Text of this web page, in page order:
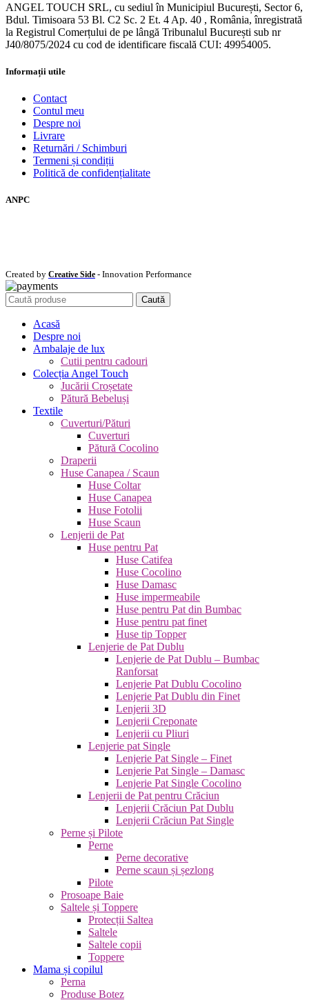
ANGEL TOUCH SRL, cu sediul în Municipiul București, Sector 6,
Bdul. Timisoara 53 Bl. C2 Sc. 2 Et. 4 Ap. 40 , România, înregistrată
la Registrul Comerțului de pe lângă Tribunalul București sub nr
J40/8075/2024 cu cod de identificare fiscală CUI: 49954005.
Informații utile
Contact
Contul meu
Despre noi
Livrare
Returnări / Schimburi
Termeni și condiții
Politică de confidențialitate
ANPC
Created by Creative Side - Innovation Performance
Caută
Acasă
Despre noi
Ambalaje de lux
Cutii pentru cadouri
Colecția Angel Touch
Jucării Croșetate
Pătură Bebeluși
Textile
Cuverturi/Pături
Cuverturi
Pătură Cocolino
Draperii
Huse Canapea / Scaun
Huse Coltar
Huse Canapea
Huse Fotolii
Huse Scaun
Lenjerii de Pat
Huse pentru Pat
Huse Catifea
Huse Cocolino
Huse Damasc
Huse impermeabile
Huse pentru Pat din Bumbac
Huse pentru pat finet
Huse tip Topper
Lenjerie de Pat Dublu
Lenjerie de Pat Dublu – Bumbac
Ranforsat
Lenjerie Pat Dublu Cocolino
Lenjerie Pat Dublu din Finet
Lenjerii 3D
Lenjerii Creponate
Lenjerii cu Pliuri
Lenjerie pat Single
Lenjerie Pat Single – Finet
Lenjerie Pat Single – Damasc
Lenjerie Pat Single Cocolino
Lenjerii de Pat pentru Crăciun
Lenjerii Crăciun Pat Dublu
Lenjerii Crăciun Pat Single
Perne și Pilote
Perne
Perne decorative
Perne scaun și șezlong
Pilote
Prosoape Baie
Saltele și Toppere
Protecții Saltea
Saltele
Saltele copii
Toppere
Mama și copilul
Perna
Produse Botez